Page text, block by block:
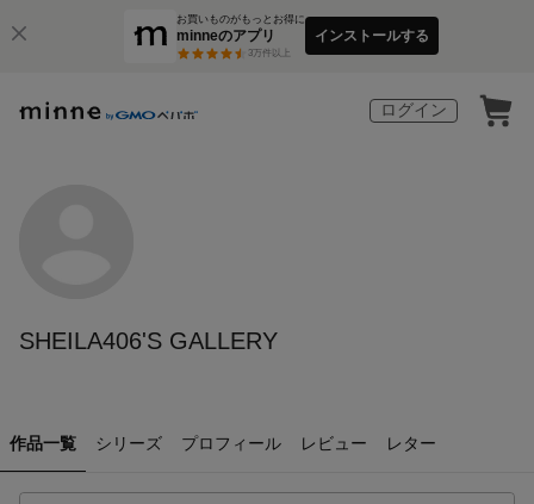
お買いものがもっとお得に
minneのアプリ
3万件以上
インストールする
ログイン
SHEILA406'S GALLERY
作品一覧 シリーズ プロフィール レビュー レター